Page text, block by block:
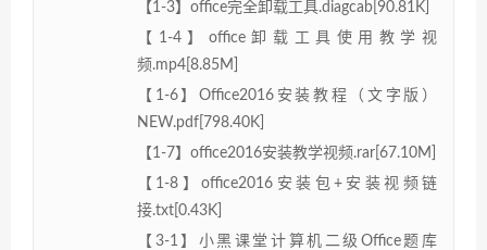
【1-3】office完全卸载工具.diagcab[90.81K]
【1-4】office卸载工具使用教学视
频.mp4[8.85M]
【1-6】Office2016安装教程（文字版）
NEW.pdf[798.40K]
【1-7】office2016安装教学视频.rar[67.10M]
【1-8】office2016安装包+安装视频链
接.txt[0.43K]
【3-1】小黑课堂计算机二级Office题库